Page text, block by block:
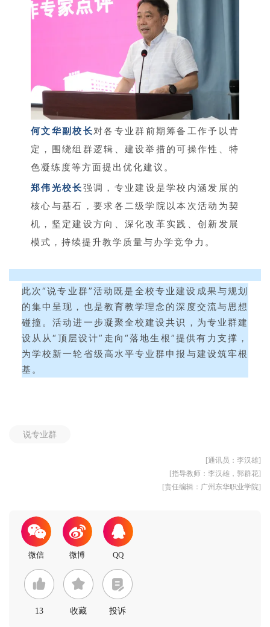
何文华副校长对各专业群前期筹备工作予以肯
定，围绕组群逻辑、建设举措的可操作性、特
色凝练度等方面提出优化建议。
郑伟光校长强调，专业建设是学校内涵发展的
核心与基石，要求各二级学院以本次活动为契
机，坚定建设方向、深化改革实践、创新发展
模式，持续提升教学质量与办学竞争力。
此次“说专业群”活动既是全校专业建设成果与规划
的集中呈现，也是教育教学理念的深度交流与思想
碰撞。活动进一步凝聚全校建设共识，为专业群建
设从从“顶层设计”走向“落地生根”提供有力支撑，
为学校新一轮省级高水平专业群申报与建设筑牢根
基。
说专业群
[通讯员：李汉雄]
[指导教师：李汉雄，郭群花]
[责任编辑：广州东华职业学院]
13 收藏 投诉